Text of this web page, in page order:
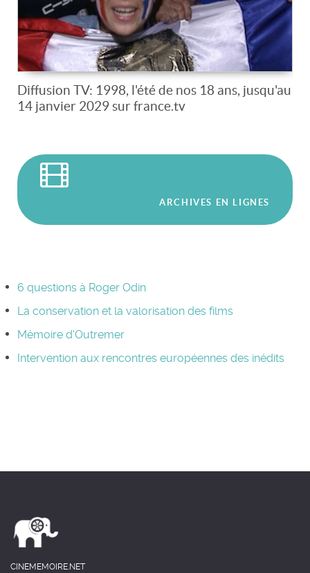
Diffusion TV: 1998, l'été de nos 18 ans, jusqu'au
14 janvier 2029 sur france.tv
ARCHIVES EN LIGNES
6 questions à Roger Odin
La conservation et la valorisation des films
Mémoire d'Outremer
Intervention aux rencontres européennes des inédits
CINEMEMOIRE.NET